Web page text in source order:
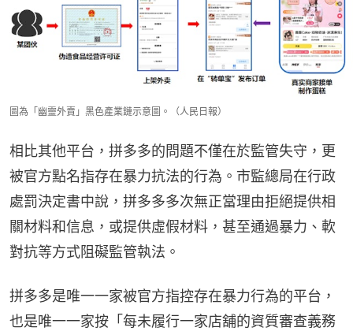
圖為「幽靈外賣」黑色產業鏈示意圖。（人民日報）
相比其他平台，拼多多的問題不僅在於監管失守，更
被官方點名指存在暴力抗法的行為。市監總局在行政
處罰決定書中說，拼多多多次無正當理由拒絕提供相
關材料和信息，或提供虛假材料，甚至通過暴力、軟
對抗等方式阻礙監管執法。
拼多多是唯一一家被官方指控存在暴力行為的平台，
也是唯一一家按「每未履行一家店舖的資質審查義務